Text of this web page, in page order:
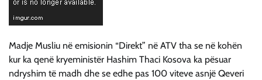
Madje Musliu në emisionin “Direkt” në ATV tha se në kohën
kur ka qenë kryeministër Hashim Thaci Kosova ka pësuar
ndryshim të madh dhe se edhe pas 100 viteve asnjë Qeveri